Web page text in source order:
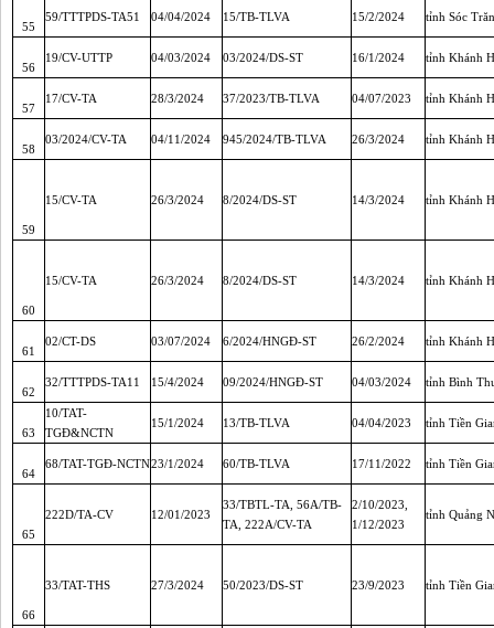
55
59/TTTPDS-TA51 04/04/2024 15/TB-TLVA 15/2/2024 tỉnh Sóc
56
19/CV-UTTP 04/03/2024 03/2024/DS-ST 16/1/2024 tỉnh Khánh
57
17/CV-TA 28/3/2024 37/2023/TB-TLVA 04/07/2023 tỉnh Khánh
58
03/2024/CV-TA 04/11/2024 945/2024/TB-TLVA 26/3/2024 tỉnh Khánh
59
15/CV-TA 26/3/2024 8/2024/DS-ST 14/3/2024 tỉnh Khánh
60
15/CV-TA 26/3/2024 8/2024/DS-ST 14/3/2024 tỉnh Khánh
61
02/CT-DS 03/07/2024 6/2024/HNGĐ-ST 26/2/2024 tỉnh Khánh
62
32/TTTPDS-TA11 15/4/2024 09/2024/HNGĐ-ST 04/03/2024 tỉnh Bình
63
10/TAT-
TGĐ&NCTN
15/1/2024 13/TB-TLVA 04/04/2023 tỉnh Tiền
64
68/TAT-TGĐ-NCTN23/1/2024 60/TB-TLVA 17/11/2022 tỉnh Tiền
65
222D/TA-CV 12/01/2023
33/TBTL-TA, 56A/TB-
TA, 222A/CV-TA
2/10/2023,
1/12/2023
tỉnh Quảng
66
33/TAT-THS 27/3/2024 50/2023/DS-ST 23/9/2023 tỉnh Tiền